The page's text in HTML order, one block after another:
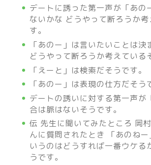
デートに誘った第一声が「あの
ないかな どうやって断ろうか
す。
「あのー」は言いたいことは決
どうやって断ろうか考えている
「えーと」は検索だそうです。
「あのー」は表現の仕方だそう
デートの誘いに対する第一声が
合は脈はないそうです。
伝 先生に聞いてみたところ 岡
んに質問されたとき 「あのね
いうのはどうすれば一番ウケる
うです。